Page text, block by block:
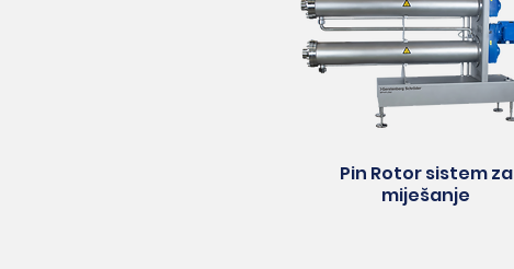
Pin Rotor sistem za
miješanje